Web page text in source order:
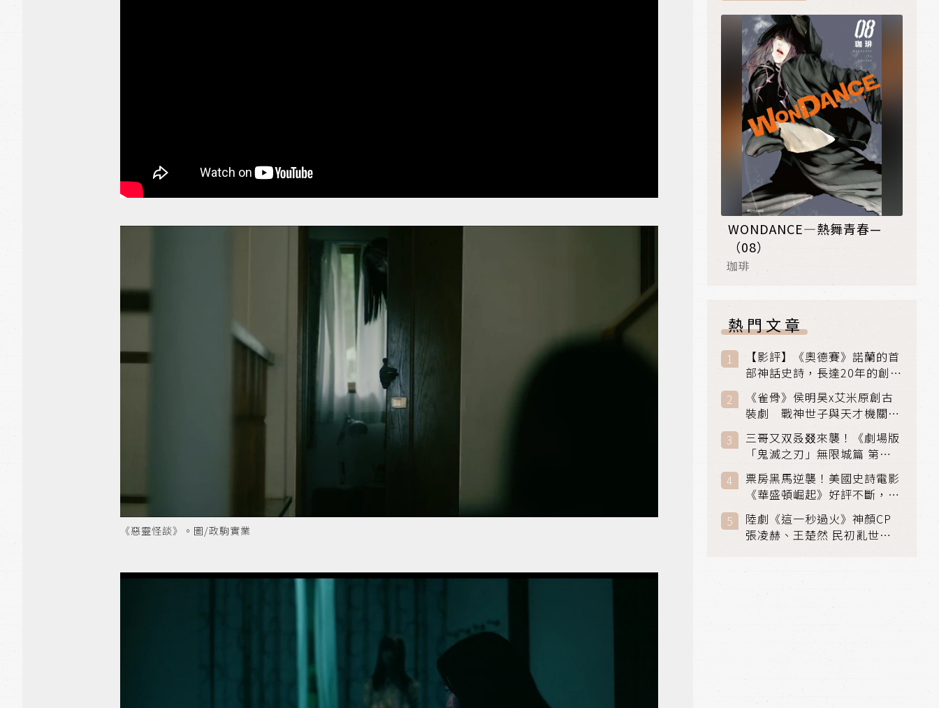
《惡靈怪談》。圖/政駒實業
WONDANCE—熱舞青春—
（08）
珈琲
熱門文章
【影評】《奧德賽》諾蘭的首
部神話史詩，長達20年的創傷
與贖罪之旅
《雀骨》侯明昊x艾米原創古
裝劇 戰神世子與天才機關師
聯手攻克身世之謎
三哥又双叒叕來襲！《劇場版
「鬼滅之刃」無限城篇 第一
章》 七月首登串流平台
票房黑馬逆襲！美國史詩電影
《華盛頓崛起》好評不斷，輾
壓《玩具總動員5》、《超少
女》
陸劇《這一秒過火》神顏CP
張凌赫、王楚然 民初亂世、